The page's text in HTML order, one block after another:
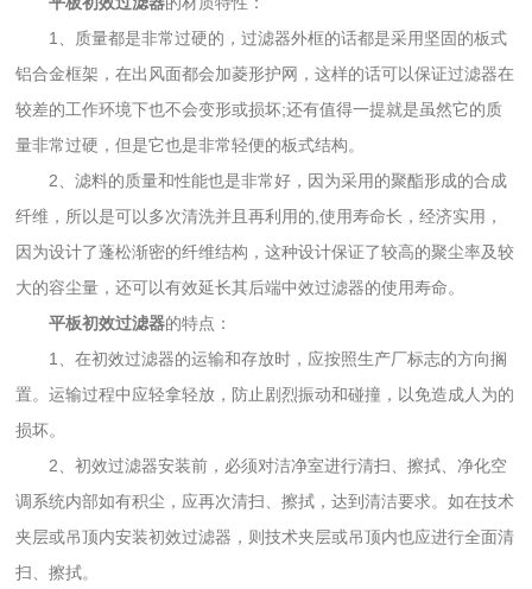
1、质量都是非常过硬的，过滤器外框的话都是采用坚固的板式
铝合金框架，在出风面都会加菱形护网，这样的话可以保证过滤器在
较差的工作环境下也不会变形或损坏;还有值得一提就是虽然它的质
量非常过硬，但是它也是非常轻便的板式结构。
2、滤料的质量和性能也是非常好，因为采用的聚酯形成的合成
纤维，所以是可以多次清洗并且再利用的,使用寿命长，经济实用，
因为设计了蓬松渐密的纤维结构，这种设计保证了较高的聚尘率及较
大的容尘量，还可以有效延长其后端中效过滤器的使用寿命。
平板初效过滤器的特点：
1、在初效过滤器的运输和存放时，应按照生产厂标志的方向搁
置。运输过程中应轻拿轻放，防止剧烈振动和碰撞，以免造成人为的
损坏。
2、初效过滤器安装前，必须对洁净室进行清扫、擦拭、净化空
调系统内部如有积尘，应再次清扫、擦拭，达到清洁要求。如在技术
夹层或吊顶内安装初效过滤器，则技术夹层或吊顶内也应进行全面清
扫、擦拭。